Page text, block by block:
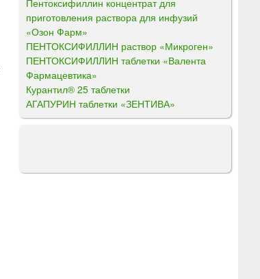
приготовления раствора для инфузий
«Озон Фарм»
ПЕНТОКСИФИЛЛИН раствор «Микроген»
ПЕНТОКСИФИЛЛИН таблетки «Валента
Фармацевтика»
Курантил® 25 таблетки
АГАПУРИН таблетки «ЗЕНТИВА»